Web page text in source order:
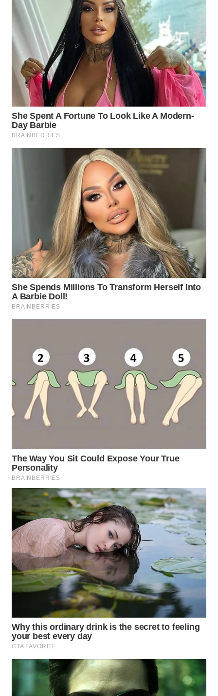
WN
KARAWANG
WN
BEKASI
WN
BOGOR
WN
DEPOK
WN
PADANG
LAWAS
WN
SUMEDANG
WN
KEPULAUAN
SERIBU
WN
TANGERANG
WN
CIREBON
WN
INDRAMAYU
WN
KUNINGAN
WN
MAJALENGKA
SUBANG
WN
SUKABUMI
PURWAKARTA